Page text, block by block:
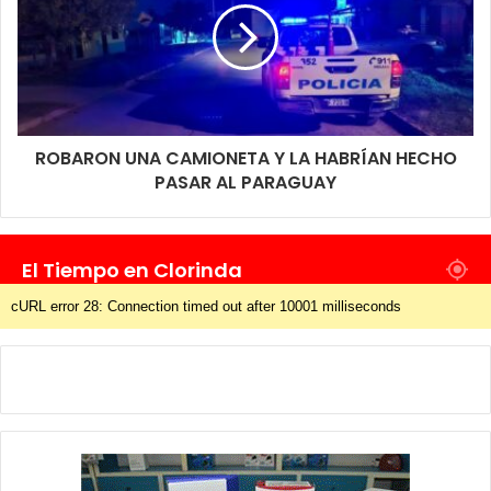
ROBARON UNA CAMIONETA Y LA HABRÍAN HECHO
PASAR AL PARAGUAY
El Tiempo en Clorinda
cURL error 28: Connection timed out after 10001 milliseconds